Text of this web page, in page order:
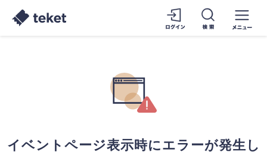
イベントページ表示時にエラーが発生し